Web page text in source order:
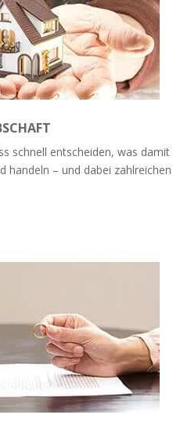
schnell entscheiden, was damit
handeln – und dabei zahlreichen